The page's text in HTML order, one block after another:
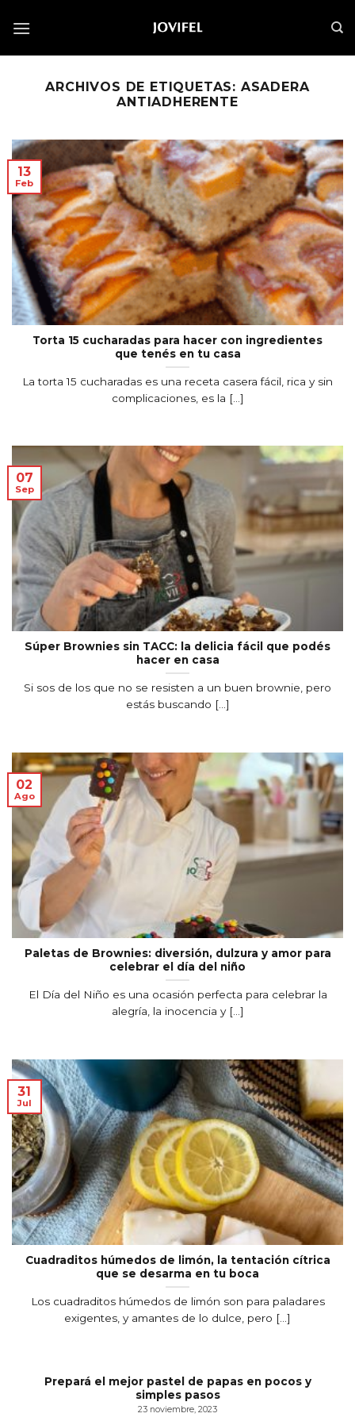
ARCHIVOS DE ETIQUETAS: ASADERA
ANTIADHERENTE
Torta 15 cucharadas para hacer con ingredientes
que tenés en tu casa
La torta 15 cucharadas es una receta casera fácil, rica y sin
complicaciones, es la [...]
13
Feb
Súper Brownies sin TACC: la delicia fácil que podés
hacer en casa
Si sos de los que no se resisten a un buen brownie, pero
estás buscando [...]
07
Sep
Paletas de Brownies: diversión, dulzura y amor para
celebrar el día del niño
El Día del Niño es una ocasión perfecta para celebrar la
alegría, la inocencia y [...]
02
Ago
Cuadraditos húmedos de limón, la tentación cítrica
que se desarma en tu boca
Los cuadraditos húmedos de limón son para paladares
exigentes, y amantes de lo dulce, pero [...]
31
Jul
Prepará el mejor pastel de papas en pocos y
simples pasos
23 noviembre, 2023